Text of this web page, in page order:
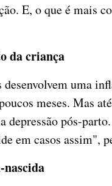
E, o que é mais
da criança
uma
meses. Mas
depressão pós-
em casos assim",
nascida